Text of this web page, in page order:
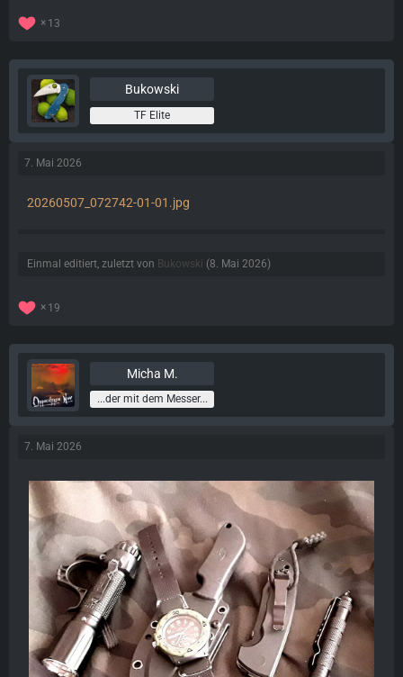
13
Bukowski
TF Elite
7. Mai 2026
20260507_072742-01-01.jpg
Einmal editiert, zuletzt von Bukowski (8. Mai 2026)
19
Micha M.
...der mit dem Messer...
7. Mai 2026